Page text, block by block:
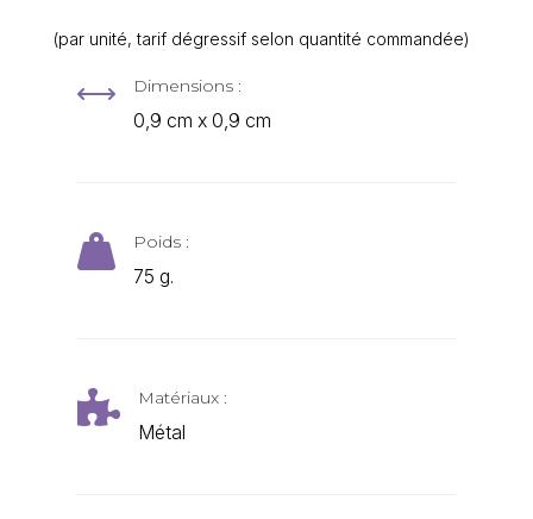
(par unité, tarif dégressif selon quantité commandée)
, Dimensions :
0,9 cm x 0,9 cm
 Poids :
75 g.
 Matériaux :
Métal